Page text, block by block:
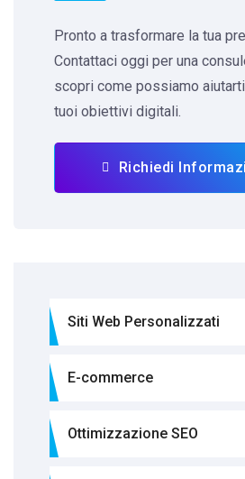
Pronto a trasformare la tua
Contattaci oggi per una
scopri come possiamo
tuoi obiettivi digitali.
Richiedi
Siti Web Personalizzati
E-commerce
Ottimizzazione SEO